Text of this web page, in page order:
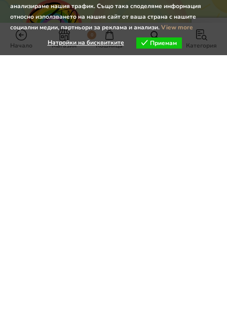
Бързи линкове:
Начало Магазин
0
Кошница Търсене Категория
анализираме нашия трафик. Също така споделяме информация
относно използването на нашия сайт от ваша страна с нашите
социални медии, партньори за реклама и анализи.View more
Натройки на бисквитките
Приемам
Натройки на бисквитките